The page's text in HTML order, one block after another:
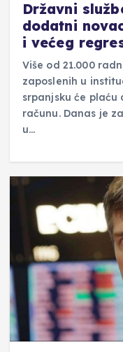
Državni
dodatni
i većeg
Više od 21.000
zaposlenih u
srpanjsku će plaću
računu. Danas je
u…